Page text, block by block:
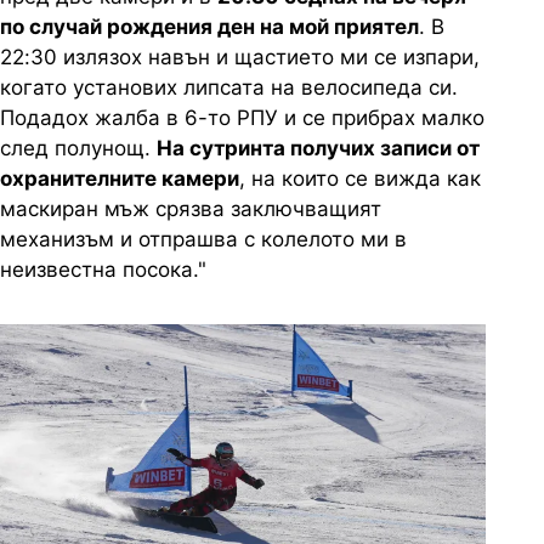
по случай рождения ден на мой приятел. В
22:30 излязох навън и щастието ми се изпари,
когато установих липсата на велосипеда си.
Подадох жалба в 6-то РПУ и се прибрах малко
след полунощ. На сутринта получих записи от
охранителните камери, на които се вижда как
маскиран мъж срязва заключващият
механизъм и отпрашва с колелото ми в
неизвестна посока."